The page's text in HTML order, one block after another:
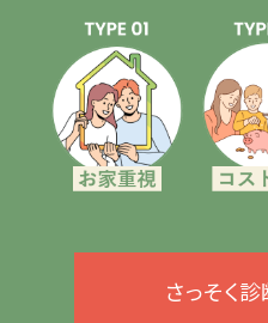
さっそく